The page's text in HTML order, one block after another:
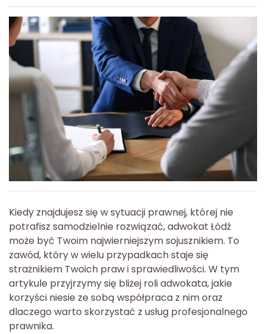
Kiedy znajdujesz się w sytuacji prawnej, której nie
potrafisz samodzielnie rozwiązać, adwokat Łódź
może być Twoim najwierniejszym sojusznikiem. To
zawód, który w wielu przypadkach staje się
strażnikiem Twoich praw i sprawiedliwości. W tym
artykule przyjrzymy się bliżej roli adwokata, jakie
korzyści niesie ze sobą współpraca z nim oraz
dlaczego warto skorzystać z usług profesjonalnego
prawnika.